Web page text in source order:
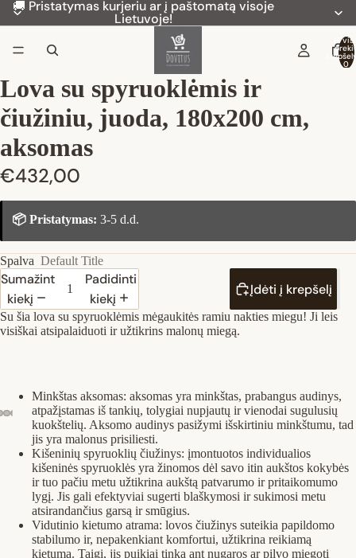
🚚 Pristatymas kurjeriu ar į paštomatą visoje
Lietuvoje!
Iš
0
Lova su spyruoklėmis ir
čiužiniu, juoda, 180x200 cm,
aksomas
€432,00
📦 Pristatymas: 3-5 d.d.
Spalva Default Title
Sumažinti
kiekį
Padidinti
kiekį
Įdėti į krepšelį
Su šia lova su spyruoklėmis mėgaukitės ramiu nakties miegu! Ji leis
visiškai atsipalaiduoti ir užtikrins malonų miegą.
Minkštas aksomas: aksomas yra minkštas, prabangus audinys,
atpažįstamas iš tankių, tolygiai nupjautų ir vienodai sugulusių
kuokštelių. Aksomo audinys pasižymi išskirtiniu minkštumu, tad
jis yra malonus prisiliesti.
Kišeninių spyruoklių čiužinys: įmontuotos individualios
kišeninės spyruoklės yra žinomos dėl savo itin aukštos kokybės
ir tuo pačiu metu užtikrina aukštą patvarumo ir pritaikomumo
lygį. Jis gali efektyviai sugerti blaškymosi ir sukimosi metu
atsirandančius garsą ir smūgius.
Vidutinio kietumo atrama: lovos čiužinys suteikia papildomo
stabilumo ir, nepakenkiant komfortui, užtikrina reikiamą
kietumą. Taigi, jis puikiai tinka ant nugaros ar pilvo miegoti